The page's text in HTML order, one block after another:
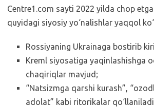
Centre1.com sayti 2022 yilda chop
quyidagi siyosiy yo‘nalishlar yaqqol
Rossiyaning Ukrainaga bostirib
Kreml siyosatiga yaqinlashishga
chaqiriqlar mavjud;
“Natsizmga qarshi kurash”,
adolat” kabi ritorikalar